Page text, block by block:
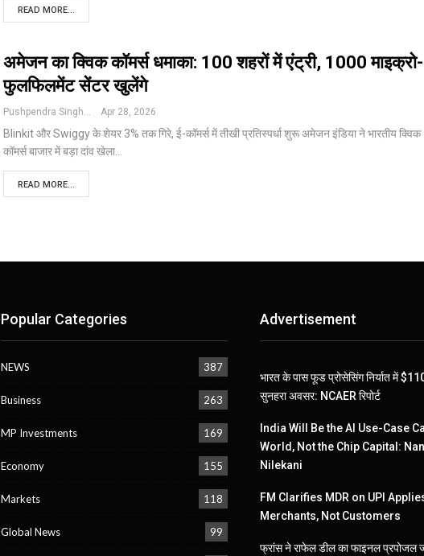
READ MORE...
अमेजन का क्विक कॉमर्स धमाका: 100 शहरों में एंट्री, 1000 माइक्रो-
फुलफिलमेंट सेंटर खुलेंगे
Pushpendra Singh Apr 28, 2026
Blinkit और Swiggy के शेयर 3% तक गिरे, ई-कॉमर्स में तीखी प्रतिस्पर्धा शुरूअमेजन इंडिया ने भारतीय क्विक
कॉमर्स बाजार में बड़ा दांव खेला
READ MORE...
Popular Categories
NEWS 387
Business 263
MP Investments 169
Economy 155
Markets 118
Global News 99
Advertisement
भारत के पास फूड प्रोसेसिंग निर्यात में
सुनहरा अवसर: NCAER रिपोर्ट
India Will Be the AI Use-Case
World, Not the Chip Capital:
Nilekani
FM Clarifies MDR on UPI
Merchants, Not Customers
फ्रांस ने राफेल डील का फाइनल प्रपोजल